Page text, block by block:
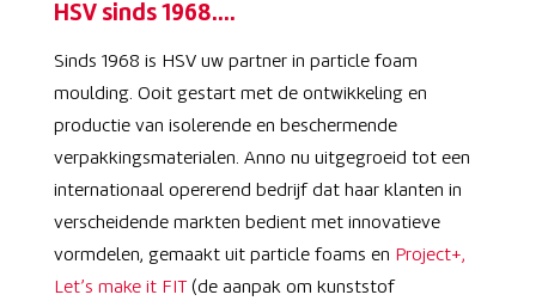
HSV sinds 1968….
Sinds 1968 is HSV uw partner in particle foam
moulding. Ooit gestart met de ontwikkeling en
productie van isolerende en beschermende
verpakkingsmaterialen. Anno nu uitgegroeid tot een
internationaal opererend bedrijf dat haar klanten in
verscheidende markten bedient met innovatieve
vormdelen, gemaakt uit particle foams en Project+,
Let’s make it FIT (de aanpak om kunststof